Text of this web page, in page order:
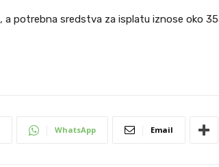
a potrebna sredstva za isplatu iznose oko
WhatsApp Email